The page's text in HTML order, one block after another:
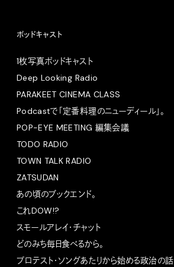
ポッドキャスト
1枚写真ポッドキャスト
Deep Looking Radio
PARAKEET CINEMA CLASS
Podcastで「定番料理のニューディール」。
POP-EYE MEETING 編集会議
TODO RADIO
TOWN TALK RADIO
ZATSUDAN
あの頃のブックエンド。
これDOW!?
スモールアレイ・チャット
どのみち毎日食べるから。
プロテスト・ソングあたりから始める政治の話